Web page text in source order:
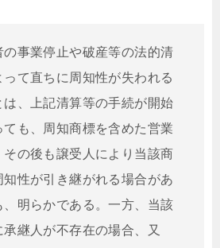
の事業停止や破産等の法的清
て直ちに周知性が失われる
は、上記清算等の手続が開始
ても、周知商標を含めた営業
の後も譲受人により当該商
性が引き継がれる場合があ
、明らかである。一方、当該
継人が不存在の場合、又